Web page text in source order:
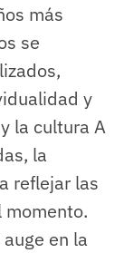
más
se
y
la cultura A
la
reflejar las
en la